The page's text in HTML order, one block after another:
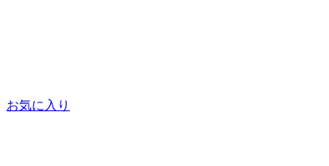
お気に入り